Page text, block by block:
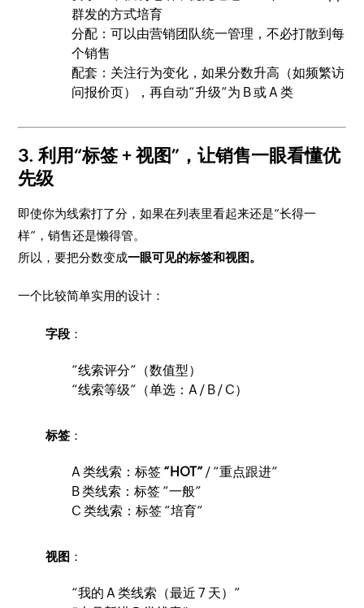
群发的方式培育
分配：可以由营销团队统一管理，不必打散到每
个销售
配套：关注行为变化，如果分数升高（如频繁访
问报价页），再自动“升级”为 B 或 A 类
3. 利用“标签 + 视图”，让销售一眼看懂优
先级
即使你为线索打了分，如果在列表里看起来还是“长得一
样”，销售还是懒得管。
所以，要把分数变成一眼可见的标签和视图。
一个比较简单实用的设计：
字段 ：
“线索评分”（数值型）
“线索等级”（单选：A / B / C）
标签 ：
A 类线索：标签 “HOT”/ “重点跟进”
B 类线索：标签 “一般”
C 类线索：标签 “培育”
视图 ：
“我的 A 类线索（最近 7 天）”